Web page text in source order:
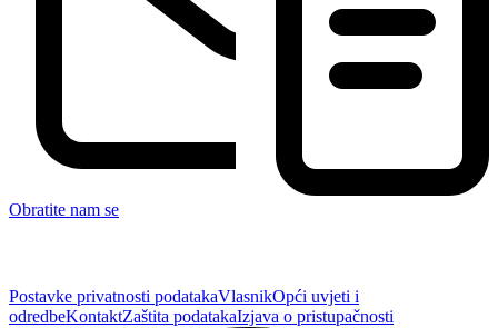
Obratite nam se
Postavke privatnosti podatakaVlasnikOpći uvjeti i
odredbeKontaktZaštita podatakaIzjava o pristupačnosti